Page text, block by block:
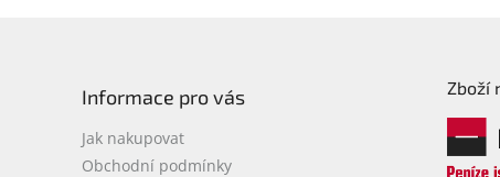
Informace pro vás
Jak nakupovat
Obchodní podmínky
Zboží